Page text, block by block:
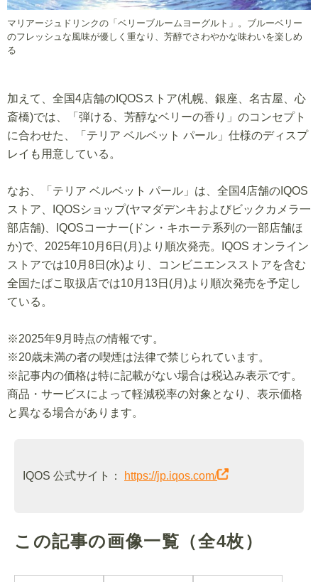
マリアージュドリンクの「ベリーブルームヨーグルト」。ブルーベリー
のフレッシュな風味が優しく重なり、芳醇でさわやかな味わいを楽しめ
る
加えて、全国4店舗のIQOSストア(札幌、銀座、名古屋、心
斎橋)では、「弾ける、芳醇なベリーの香り」のコンセプト
に合わせた、「テリア ベルベット パール」仕様のディスプ
レイも用意している。
なお、「テリア ベルベット パール」は、全国4店舗のIQOS
ストア、IQOSショップ(ヤマダデンキおよびビックカメラ一
部店舗)、IQOSコーナー(ドン・キホーテ系列の一部店舗ほ
か)で、2025年10月6日(月)より順次発売。IQOS オンライン
ストアでは10月8日(水)より、コンビニエンスストアを含む
全国たばこ取扱店では10月13日(月)より順次発売を予定し
ている。
※2025年9月時点の情報です。
※20歳未満の者の喫煙は法律で禁じられています。
※記事内の価格は特に記載がない場合は税込み表示です。
商品・サービスによって軽減税率の対象となり、表示価格
と異なる場合があります。
IQOS 公式サイト： https://jp.iqos.com/
この記事の画像一覧 （全4枚）